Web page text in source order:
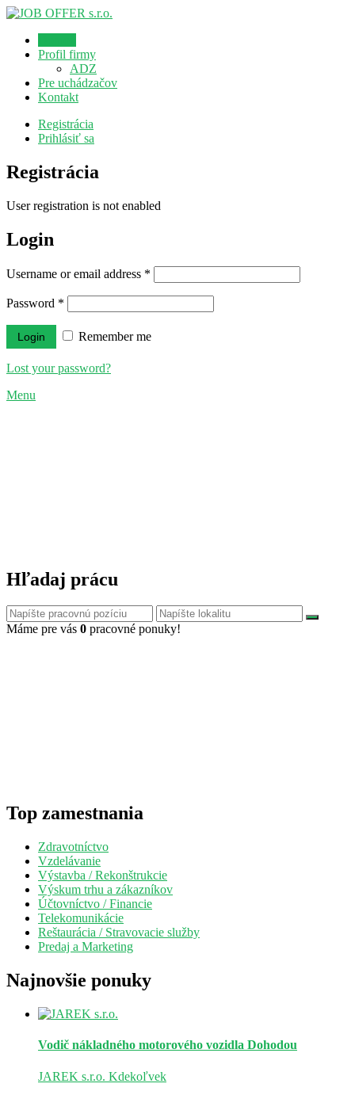
Profil firmy
ADZ
Pre uchádzačov
Kontakt
Registrácia
Prihlásiť sa
Registrácia
User registration is not enabled
Login
Username or email address *
Password *
Remember me
Lost your password?
Menu
Hľadaj prácu
Máme pre vás 0 pracovné ponuky!
Top zamestnania
Zdravotníctvo
Vzdelávanie
Výstavba / Rekonštrukcie
Výskum trhu a zákazníkov
Účtovníctvo / Financie
Telekomunikácie
Reštaurácia / Stravovacie služby
Predaj a Marketing
Najnovšie ponuky
Vodič nákladného motorového vozidla Dohodou
JAREK s.r.o. Kdekoľvek